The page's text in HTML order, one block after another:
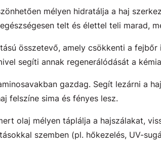
mélyen hidratálja a haj
telt és élettel teli marad,
összetevő, amely csökkenti a
segíti annak regenerálódását a
gazdag. Segít lezárni a
felszíne sima és fényes lesz.
olaj mélyen táplálja a hajszálakat,
szemben (pl. hőkezelés, UV-